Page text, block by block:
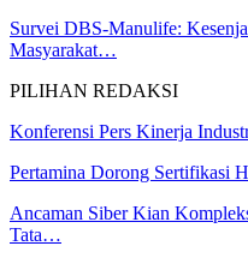
Survei DBS-Manulife:
Masyarakat…
PILIHAN REDAKSI
Konferensi Pers Kinerja
Pertamina Dorong Sertifikasi
Ancaman Siber Kian
Tata…